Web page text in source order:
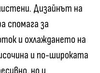
Дизайнът на
спомага за
и охлаждането на
и по-широката